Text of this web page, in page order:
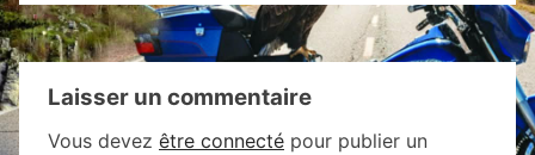
de
l’article
Laisser un commentaire
Vous devez être connecté pour publier un